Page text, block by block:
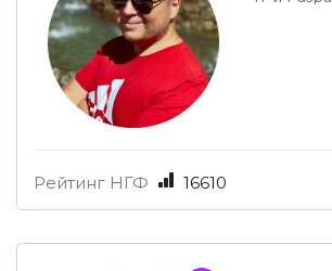
Рейтинг НГФ 16610